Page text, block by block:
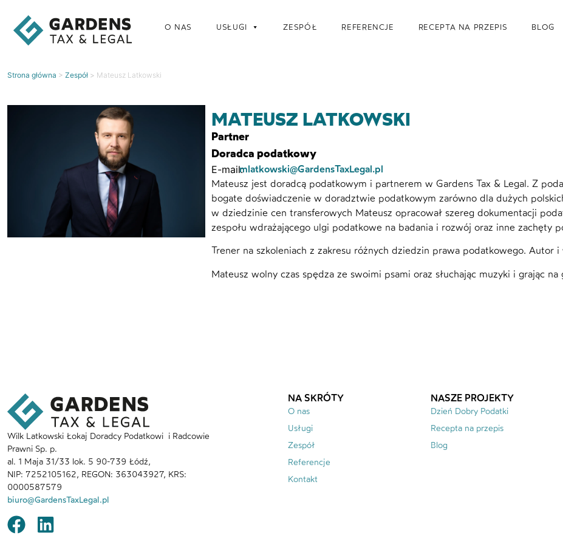
O NAS USŁUGI ZESPÓŁ REFERENCJE RECEPTA NA PRZEPIS BLOG
Strona główna > Zespół > Mateusz Latkowski
MATEUSZ LATKOWSKI
Partner
Doradca podatkowy
mlatkowski@GardensTaxLegal.pl
Mateusz jest doradcą podatkowym i partnerem w Gardens Tax & Legal. Z
bogate doświadczenie w doradztwie podatkowym zarówno dla dużych
w dziedzinie cen transferowych Mateusz opracował szereg dokumentacji
zespołu wdrażającego ulgi podatkowe na badania i rozwój oraz inne zachęty
Trener na szkoleniach z zakresu różnych dziedzin prawa podatkowego. Autor
Mateusz wolny czas spędza ze swoimi psami oraz słuchając muzyki i grając na
Wilk Latkowski Łokaj Doradcy Podatkowi i Radcowie
Prawni Sp. p.
al. 1 Maja 31/33 lok. 5 90-739 Łódź,
NIP: 7252105162, REGON: 363043927, KRS:
0000587579
biuro@GardensTaxLegal.pl
NA SKRÓTY
O nas
Usługi
Zespół
Referencje
Kontakt
NASZE PROJEKTY
Dzień Dobry Podatki
Recepta na przepis
Blog